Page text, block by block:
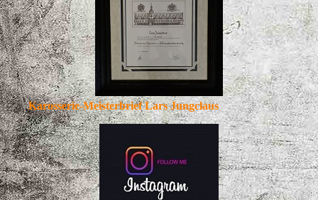
Karosserie-Meisterbrief Lars Jungclaus